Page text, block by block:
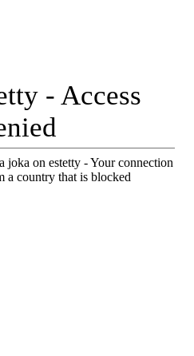
- Access
joka on estetty - Your connection
a country that is blocked